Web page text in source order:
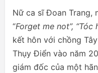
Nữ ca sĩ Đoan Trang,
“Forget me not”, “Tóc
kết hôn với chồng
Thụy Điển vào năm
giám đốc của một